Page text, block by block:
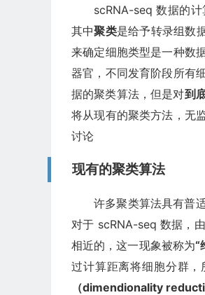
scRNA-seq 数据的
其中聚类是给予转录组数
来确定细胞类型是一种数
器官，不同发育阶段所有
据的聚类算法，但是对到
将从现有的聚类方法，无
讨论
现有的聚类算法
许多聚类算法具有普
对于 scRNA-seq 数据，
相近的，这一现象被称为“
过计算距离将细胞分群
（dimendionality